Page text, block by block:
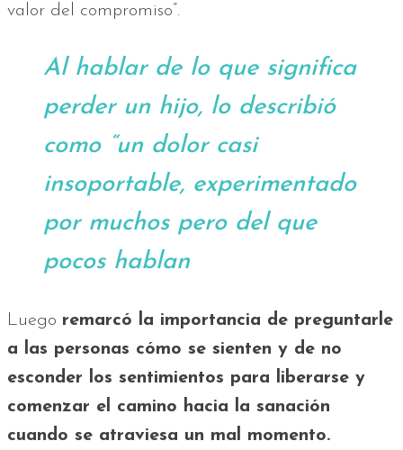
valor del compromiso”.
Al hablar de lo que significa
perder un hijo, lo describió
como “un dolor casi
insoportable, experimentado
por muchos pero del que
pocos hablan
Luego remarcó la importancia de preguntarle
a las personas cómo se sienten y de no
esconder los sentimientos para liberarse y
comenzar el camino hacia la sanación
cuando se atraviesa un mal momento.